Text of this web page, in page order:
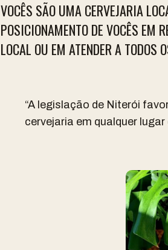
VOCÊS SÃO UMA CERVEJARIA
POSICIONAMENTO DE VOCÊS EM
LOCAL OU EM ATENDER A TODOS
“A legislação de Niterói
cervejaria em qualquer